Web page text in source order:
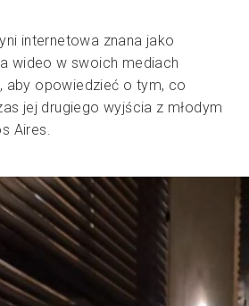
internetowa znana jako
wideo w swoich mediach
aby opowiedzieć o tym, co
jej drugiego wyjścia z młodym
Aires.